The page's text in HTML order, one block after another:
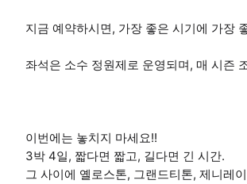
지금 예약하시면, 가장 좋은 시기에 가장
좌석은 소수 정원제로 운영되며, 매 시즌
이번에는 놓치지 마세요!!
3박 4일, 짧다면 짧고, 길다면 긴 시간.
그 사이에 옐로스톤, 그랜드티톤, 제니레